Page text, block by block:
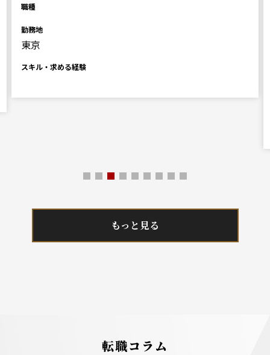
職種
勤務地
東京
スキル・求める経験
もっと見る
転職コラム